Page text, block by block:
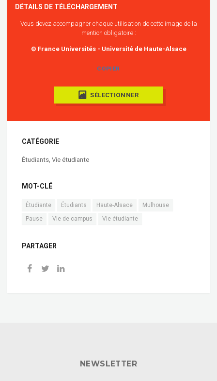
DÉTAILS DE TÉLÉCHARGEMENT
Vous devez accompagner chaque utilisation de cette image de la
mention obligatoire :
© France Universités - Université de Haute-Alsace
COPIER
SÉLECTIONNER
CATÉGORIE
Étudiants, Vie étudiante
MOT-CLÉ
Étudiante Étudiants Haute-Alsace
Mulhouse
Pause
Vie de campus Vie étudiante
PARTAGER
NEWSLETTER